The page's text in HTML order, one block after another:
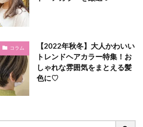
コラム
【2022年秋冬】大人かわいい
トレンドヘアカラー特集！お
しゃれな雰囲気をまとえる髪
色に♡